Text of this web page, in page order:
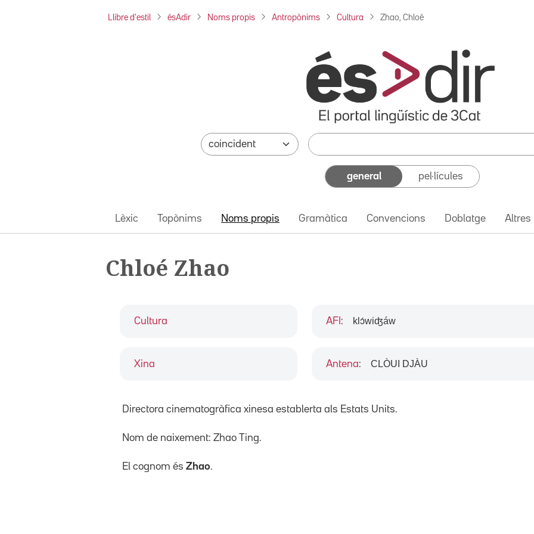
Llibre d'estil ésAdir Noms propis Antropònims Cultura Zhao, Chloé
general pel·lícules
Lèxic Topònims Noms propis Gramàtica Convencions Doblatge Altres
Chloé Zhao
Cultura
Xina
AFI : klɔ́wiʤáw
Antena: CLÒUI DJÀU
Directora cinematogràfica xinesa establerta als Estats Units.
Nom de naixement: Zhao Ting.
El cognom és Zhao.